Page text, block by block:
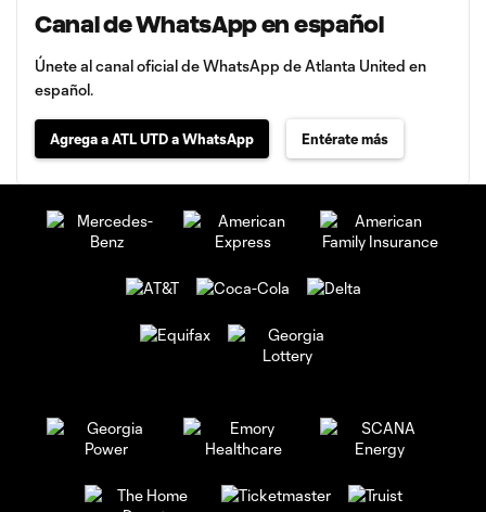
Canal de WhatsApp en español
Únete al canal oficial de WhatsApp de Atlanta United en
español.
Agrega a ATL UTD a WhatsApp Entérate más